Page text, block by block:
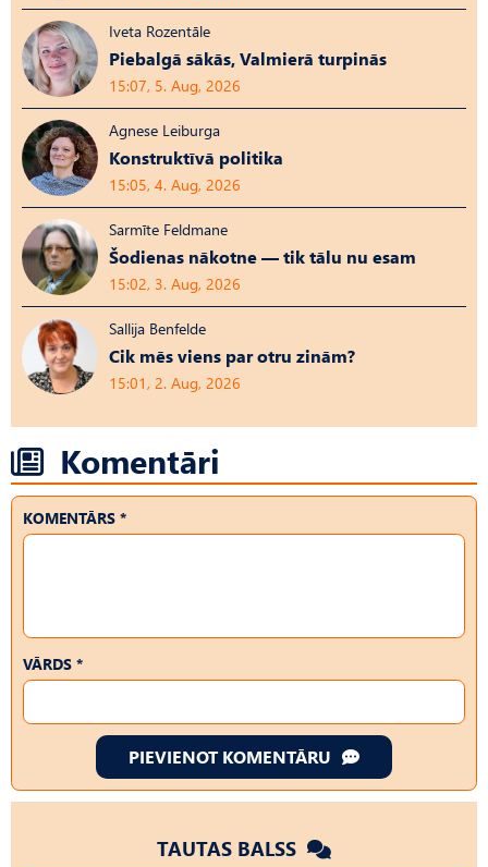
Iveta Rozentāle
Piebalgā sākās, Valmierā turpinās
15:07, 5. Aug, 2026
Agnese Leiburga
Konstruktīvā politika
15:05, 4. Aug, 2026
Sarmīte Feldmane
Šodienas nākotne — tik tālu nu esam
15:02, 3. Aug, 2026
Sallija Benfelde
Cik mēs viens par otru zinām?
15:01, 2. Aug, 2026
Komentāri
KOMENTĀRS *
VĀRDS *
PIEVIENOT KOMENTĀRU
TAUTAS BALSS